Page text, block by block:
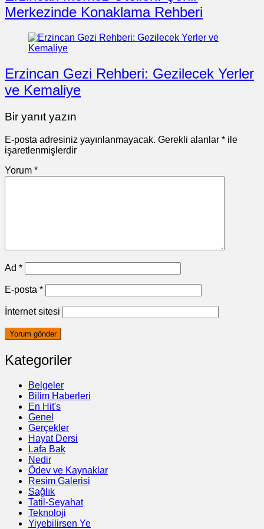
Merkezinde Konaklama Rehberi
Erzincan Gezi Rehberi: Gezilecek Yerler
ve Kemaliye
Bir yanıt yazın
E-posta adresiniz yayınlanmayacak. Gerekli alanlar * ile
işaretlenmişlerdir
Yorum *
Ad *
E-posta *
İnternet sitesi
Kategoriler
Belgeler
Bilim Haberleri
En Hit's
Genel
Gerçekler
Hayat Dersi
Lafa Bak
Nedir
Ödev ve Kaynaklar
Resim Galerisi
Sağlık
Tatil-Seyahat
Teknoloji
Yiyebilirsen Ye